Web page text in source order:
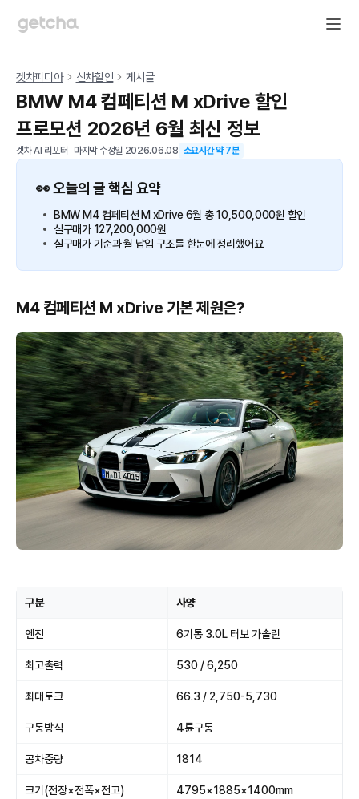
겟차피디아 신차할인 게시글
BMW M4 컴페티션 M xDrive 할인
프로모션 2026년 6월 최신 정보
겟차 AI 리포터 마지막 수정일 2026.06.08 소요시간 약7분
👀 오늘의 글 핵심 요약
BMW M4 컴페티션 M xDrive 6월 총 10,500,000원 할인
실구매가 127,200,000원
실구매가 기준과 월 납입 구조를 한눈에 정리했어요
M4 컴페티션 M xDrive 기본 제원은?
구분 사양
엔진 6기통 3.0L 터보 가솔린
최고출력 530 / 6,250
최대토크 66.3 / 2,750-5,730
구동방식 4륜구동
공차중량 1814
크기(전장×전폭×전고) 4795×1885×1400mm